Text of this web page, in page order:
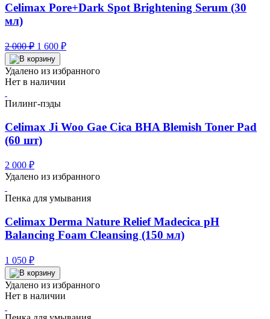
Celimax Pore+Dark Spot Brightening Serum (30
мл)
2 000₽ Первоначальная
цена
составляла
2
1 600 ₽Текущая
1
600 ₽.
Удалено из избранного
Нет в наличии
Пилинг-пэды
Celimax Ji Woo Gae Cica BHA Blemish Toner Pad
(60 шт)
2 000 ₽
Удалено из избранного
Пенка для умывания
Celimax Derma Nature Relief Madecica pH
Balancing Foam Cleansing (150 мл)
1 050 ₽
Удалено из избранного
Нет в наличии